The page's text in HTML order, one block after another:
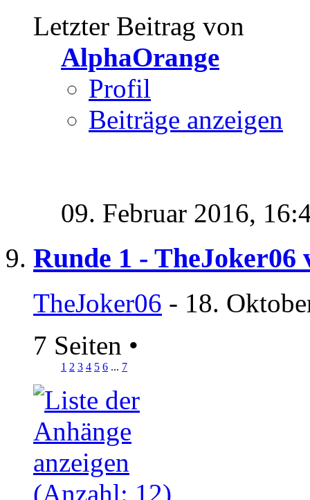
Letzter Beitrag von
AlphaOrange
Profil
Beiträge anzeigen
09. Februar 2016,
Runde 1 - TheJoker06
TheJoker06 - 18.
7 Seiten •
1 2 3 4 5 6 ... 7